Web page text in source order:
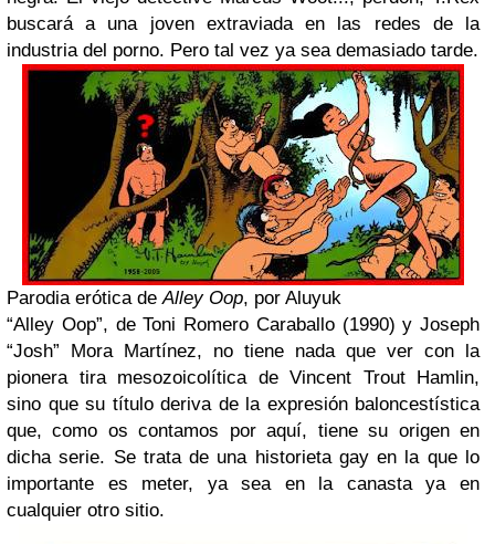
buscará a una joven extraviada en las redes de la
industria del porno. Pero tal vez ya sea demasiado tarde.
Parodia erótica deAlley Oop, por Aluyuk
“Alley Oop”, de Toni Romero Caraballo (1990) y Joseph
“Josh” Mora Martínez, no tiene nada que ver con la
pionera tira mesozoicolítica de Vincent Trout Hamlin,
sino que su título deriva de la expresión baloncestística
que, como os contamos por aquí, tiene su origen en
dicha serie. Se trata de una historieta gay en la que lo
importante es meter, ya sea en la canasta ya en
cualquier otro sitio.